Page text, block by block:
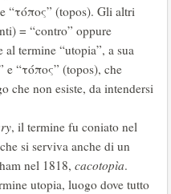
“τόπος” (topos). Gli altri
= “contro” oppure
al termine “utopia”, a sua
e “τόπος” (topos), che
che non esiste, da intendersi
, il termine fu coniato nel
si serviva anche di un
nel 1818, cacotopìa.
utopia, luogo dove tutto